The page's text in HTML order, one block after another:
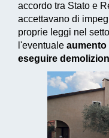
accordo tra Stato e
accettavano di
proprie leggi nel
l'eventuale aumento
eseguire